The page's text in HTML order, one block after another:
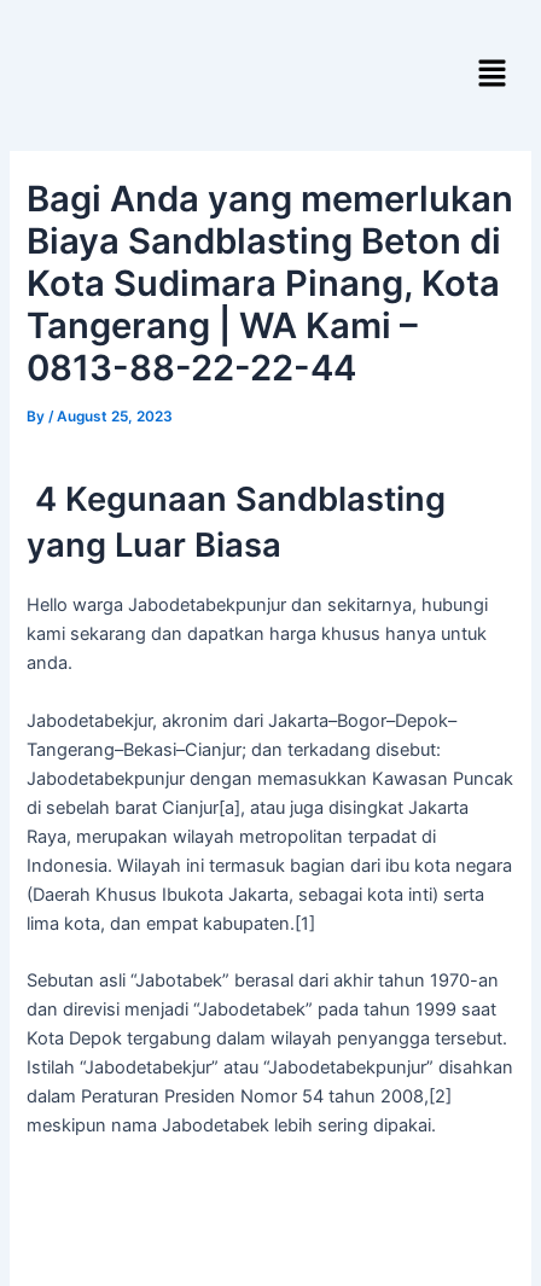
Menu
Bagi Anda yang memerlukan
Biaya Sandblasting Beton di
Kota Sudimara Pinang, Kota
Tangerang | WA Kami –
0813-88-22-22-44
By/August 25, 2023
4 Kegunaan Sandblasting
yang Luar Biasa
Hello warga Jabodetabekpunjur dan sekitarnya, hubungi
kami sekarang dan dapatkan harga khusus hanya untuk
anda.
Jabodetabekjur, akronim dari Jakarta–Bogor–Depok–
Tangerang–Bekasi–Cianjur; dan terkadang disebut:
Jabodetabekpunjur dengan memasukkan Kawasan Puncak
di sebelah barat Cianjur[a], atau juga disingkat Jakarta
Raya, merupakan wilayah metropolitan terpadat di
Indonesia. Wilayah ini termasuk bagian dari ibu kota negara
(Daerah Khusus Ibukota Jakarta, sebagai kota inti) serta
lima kota, dan empat kabupaten.[1]
Sebutan asli “Jabotabek” berasal dari akhir tahun 1970-an
dan direvisi menjadi “Jabodetabek” pada tahun 1999 saat
Kota Depok tergabung dalam wilayah penyangga tersebut.
Istilah “Jabodetabekjur” atau “Jabodetabekpunjur” disahkan
dalam Peraturan Presiden Nomor 54 tahun 2008,[2]
meskipun nama Jabodetabek lebih sering dipakai.